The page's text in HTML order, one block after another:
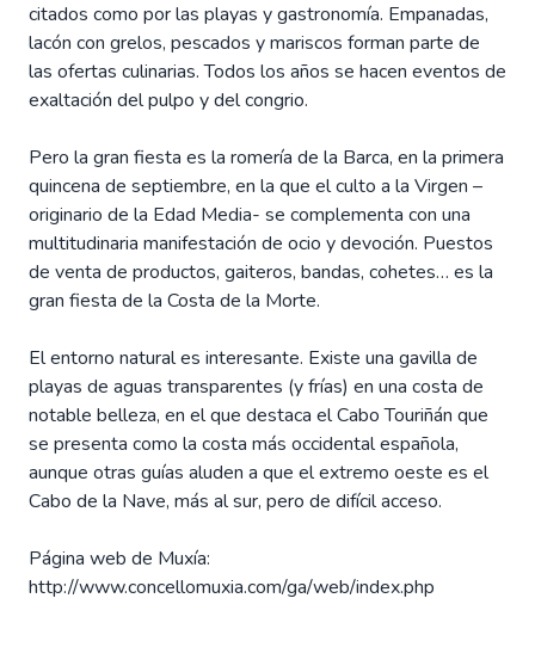
citados como por las playas y gastronomía. Empanadas,
lacón con grelos, pescados y mariscos forman parte de
las ofertas culinarias. Todos los años se hacen eventos de
exaltación del pulpo y del congrio.
Pero la gran fiesta es la romería de la Barca, en la primera
quincena de septiembre, en la que el culto a la Virgen –
originario de la Edad Media- se complementa con una
multitudinaria manifestación de ocio y devoción. Puestos
de venta de productos, gaiteros, bandas, cohetes… es la
gran fiesta de la Costa de la Morte.
El entorno natural es interesante. Existe una gavilla de
playas de aguas transparentes (y frías) en una costa de
notable belleza, en el que destaca el Cabo Touriñán que
se presenta como la costa más occidental española,
aunque otras guías aluden a que el extremo oeste es el
Cabo de la Nave, más al sur, pero de difícil acceso.
Página web de Muxía:
http://www.concellomuxia.com/ga/web/index.php